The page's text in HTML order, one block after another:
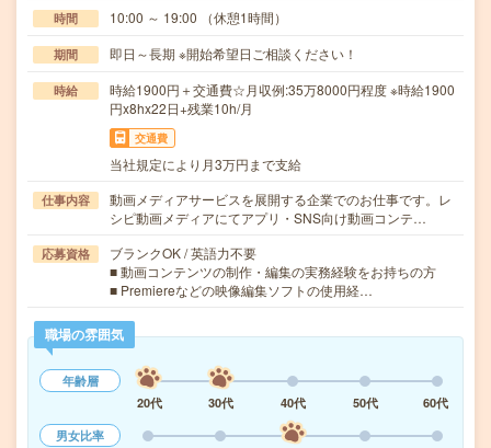
時間 10:00 ～ 19:00 （休憩1時間）
期間 即日～長期 ※開始希望日ご相談ください！
時給
時給1900円＋交通費☆月収例:35万8000円程度 ※時給1900
円x8hx22日+残業10h/月
交通費
当社規定により月3万円まで支給
仕事内容
動画メディアサービスを展開する企業でのお仕事です。レ
シピ動画メディアにてアプリ・SNS向け動画コンテ…
応募資格
ブランクOK / 英語力不要
■ 動画コンテンツの制作・編集の実務経験をお持ちの方
■ Premiereなどの映像編集ソフトの使用経…
職場の雰囲気
年齢層
20代
30代 40代 50代
60代
男女比率